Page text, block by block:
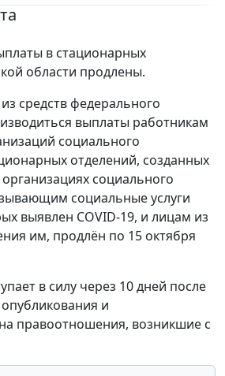
в стационарных
области продлены.
средств федерального
выплаты работникам
социального
отделений, созданных
социального
социальные услуги
выявлен COVID-19, и лицам из
им, продлён по 15 октября
в силу через 10 дней после
и
правоотношения, возникшие с